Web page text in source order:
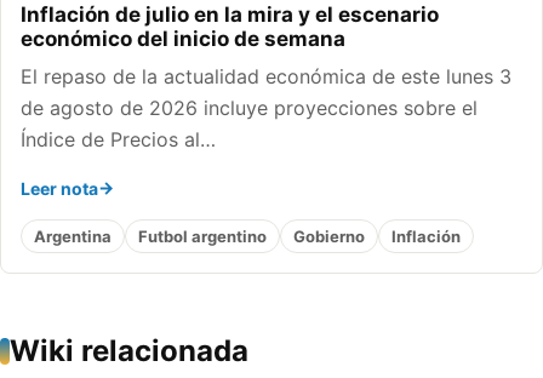
Inflación de julio en la mira y el escenario
económico del inicio de semana
El repaso de la actualidad económica de este lunes 3
de agosto de 2026 incluye proyecciones sobre el
Índice de Precios al…
Leer nota
Argentina Futbol argentino Gobierno Inflación
Wiki relacionada